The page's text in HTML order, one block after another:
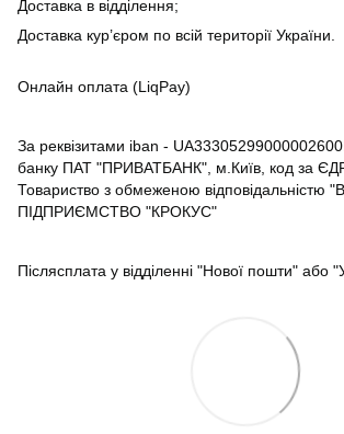
Доставка в відділення;
Доставка кур’єром по всій території України.
Онлайн оплата (LiqPay)
За реквізитами iban -
банку ПАТ "ПРИВАТБАНК", м.Київ, код за
Товариство з обмеженою
ПІДПРИЄМСТВО "КРОКУС"
Післясплата у відділенні "Нової пошти" або